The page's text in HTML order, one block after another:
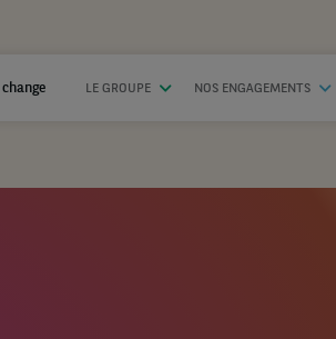
LE GROUPE NOS ENGAGEMENTS